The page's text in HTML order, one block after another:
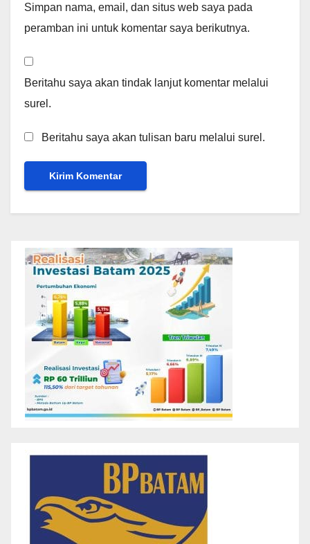
Simpan nama, email, dan situs web saya pada
peramban ini untuk komentar saya berikutnya.
Beritahu saya akan tindak lanjut komentar melalui
surel.
Beritahu saya akan tulisan baru melalui surel.